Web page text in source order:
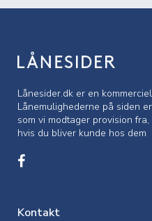
Lånesider.dk er en
Lånemulighederne på siden
som vi modtager provision fra,
hvis du bliver kunde hos dem
Kontakt